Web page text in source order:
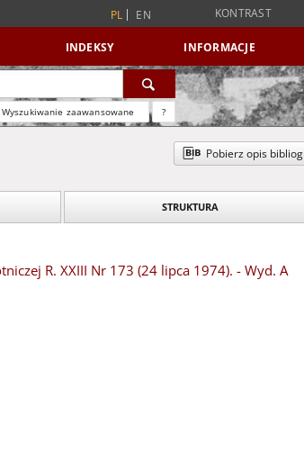
PL EN KONTRAST
INDEKSY INFORMACJE
Wyszukiwanie zaawansowane ?
Pobierz opis
STRUKTURA
R. XXIII Nr 173 (24 lipca 1974). - Wyd. A